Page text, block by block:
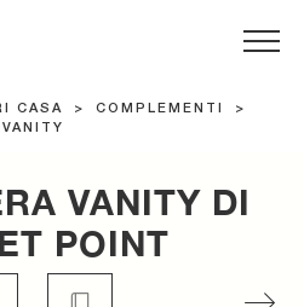
CASA > COMPLEMENTI
>
VANITY
VANITY DI
POINT